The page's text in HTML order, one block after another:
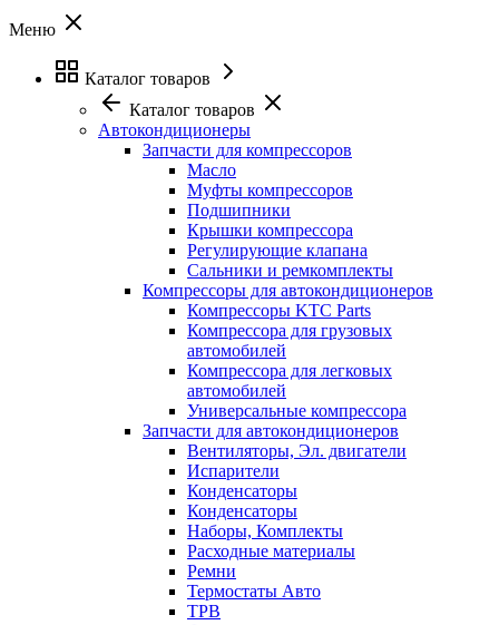
Меню
Каталог товаров
Каталог товаров
Автокондиционеры
Запчасти для компрессоров
Масло
Муфты компрессоров
Подшипники
Крышки компрессора
Регулирующие клапана
Сальники и ремкомплекты
Компрессоры для автокондиционеров
Компрессоры KTC Parts
Компрессора для грузовых
автомобилей
Компрессора для легковых
автомобилей
Универсальные компрессора
Запчасти для автокондиционеров
Вентиляторы, Эл. двигатели
Испарители
Конденсаторы
Конденсаторы
Наборы, Комплекты
Расходные материалы
Ремни
Термостаты Авто
ТРВ